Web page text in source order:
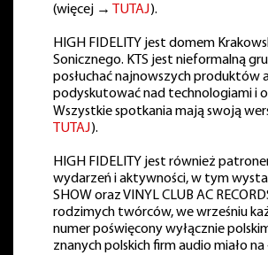
(więcej →
TUTAJ).
HIGH FIDELITY jest domem
Sonicznego. KTS jest nieformalną
posłuchać najnowszych produktów
podyskutować nad technologiami i
Wszystkie spotkania mają swoją
TUTAJ).
HIGH FIDELITY jest również
wydarzeń i aktywności, w tym
SHOW oraz VINYL CLUB AC
rodzimych twórców, we wrześniu
numer poświęcony wyłącznie
znanych polskich firm audio miało na